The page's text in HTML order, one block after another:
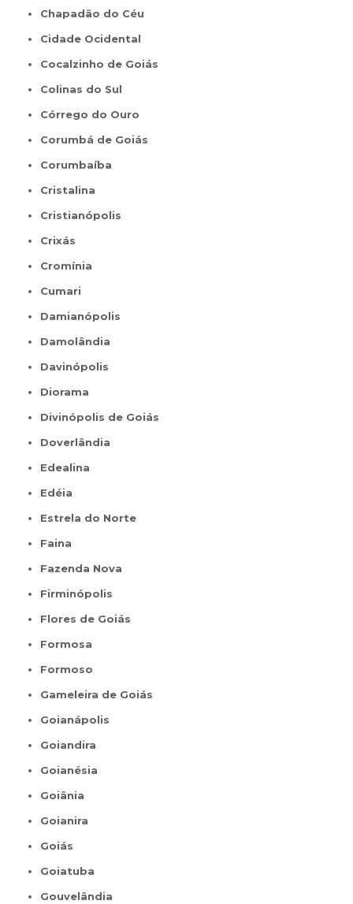
Chapadão do Céu
Cidade Ocidental
Cocalzinho de Goiás
Colinas do Sul
Córrego do Ouro
Corumbá de Goiás
Corumbaíba
Cristalina
Cristianópolis
Crixás
Cromínia
Cumari
Damianópolis
Damolândia
Davinópolis
Diorama
Divinópolis de Goiás
Doverlândia
Edealina
Edéia
Estrela do Norte
Faina
Fazenda Nova
Firminópolis
Flores de Goiás
Formosa
Formoso
Gameleira de Goiás
Goianápolis
Goiandira
Goianésia
Goiânia
Goianira
Goiás
Goiatuba
Gouvelândia